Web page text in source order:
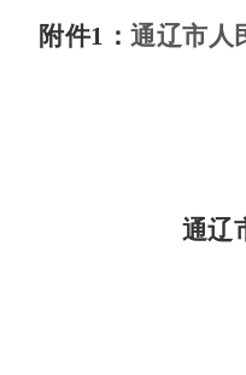
附件1：通辽市人
通辽